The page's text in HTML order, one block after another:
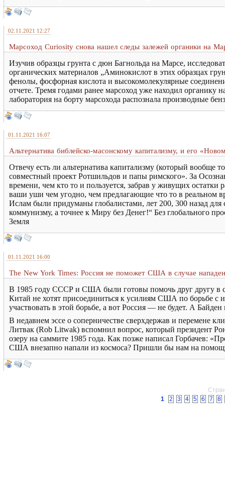
02.11.2021 12:27
Марсоход Curiosity снова нашел следы залежей органики на
Изучив образцы грунта с дюн Багнольда на Марсе,
органических материалов „Аминокислот в этих образцах
фенолы, фосфорная кислота и высокомолекулярные
отчете. Тремя годами ранее марсоход уже находил
лаборатория на борту марсохода распознала производные
01.11.2021 16:07
Альтернатива библейско-масонскому капитализму, и его
Отвечу есть ли альтернатива капитализму (который вообще
совместный проект Ротшильдов и папы римского». За
времени, чем кто то и пользуется, забрав у живущих
ваши уши чем угодно, чем предлагающие что то в реальном
Ислам были придуманы глобалистами, лет 200, 300 назад
коммунизму, а точнее к Миру без Денег!“ Без глобального
Земля
01.11.2021 16:00
The New York Times: Россия не поможет США в случае
В 1985 году СССР и США были готовы помочь друг другу в
Китай не хотят присоединиться к усилиям США по борьбе с
участвовать в этой борьбе, а вот Россия — не будет. А Байден
В недавнем эссе о соперничестве сверхдержав и перемене
Литвак (Rob Litwak) вспомнил вопрос, который президент
озеру на саммите 1985 года. Как позже написал Горбачев:
США внезапно напали из космоса? Пришли бы нам на
1
2 3 4 5 6 7 8